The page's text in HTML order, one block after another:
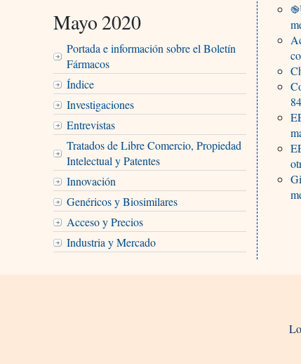
Mayo 2020
Portada e información sobre el Boletín
Fármacos
Índice
Investigaciones
Entrevistas
Tratados de Libre Comercio, Propiedad
Intelectual y Patentes
Innovación
Genéricos y Biosimilares
Acceso y Precios
Industria y Mercado